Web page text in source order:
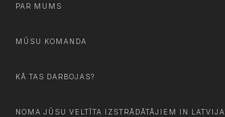
PAR MUMS
MŪSU KOMANDA
KĀ TAS DARBOJAS?
NOMA JŪSU VELTĪTA IZSTRĀDĀTĀJIEM IN LATVIJA